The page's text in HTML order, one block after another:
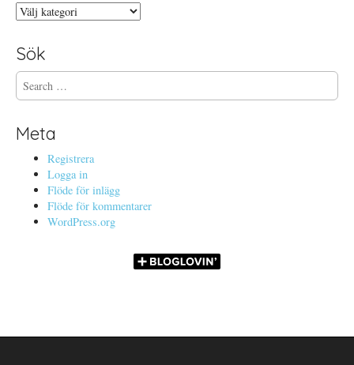
Kategorier
Sök
S
e
r
cMeta
Registrera
Logga in
Flöde för inlägg
Flöde för kommentarer
WordPress.org